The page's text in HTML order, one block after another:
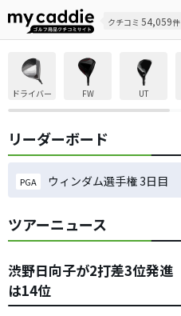
クチコミ 54,059件
ドライバー FW UT
リーダーボード
PGA ウィンダム選手権 3日目
ツアーニュース
渋野日向子が2打差3位発
は14位